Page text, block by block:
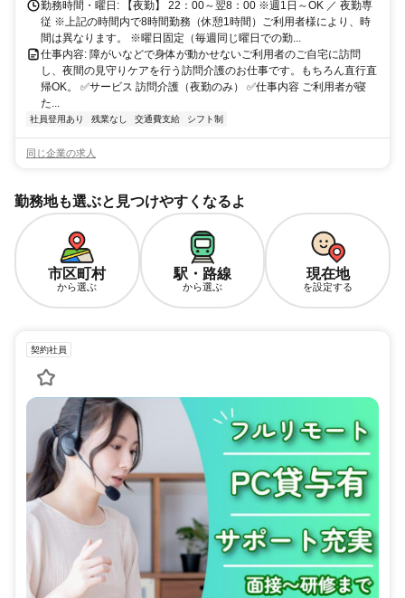
勤務時間・曜日: 【夜勤】 22：00～翌8：00 ※週1日～OK ／ 夜勤専
従 ※上記の時間内で8時間勤務（休憩1時間）ご利用者様により、時
間は異なります。 ※曜日固定（毎週同じ曜日での勤...
仕事内容: 障がいなどで身体が動かせないご利用者のご自宅に訪問
し、夜間の見守りケアを行う訪問介護のお仕事です。もちろん直行直
帰OK。 ✅サービス 訪問介護（夜勤のみ） ✅仕事内容 ご利用者が寝
た...
社員登用あり 残業なし 交通費支給 シフト制
同じ企業の求人
勤務地も選ぶと見つけやすくなるよ
市区町村
から選ぶ
駅・路線
から選ぶ
現在地
を設定する
契約社員